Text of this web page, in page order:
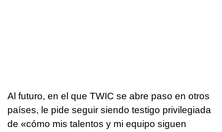
Al futuro, en el que TWIC se abre paso en otros
países, le pide seguir siendo testigo privilegiada
de «cómo mis talentos y mi equipo siguen